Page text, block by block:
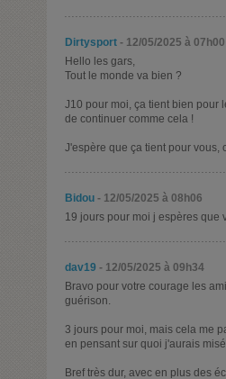
Dirtysport - 12/05/2025 à 07h00
Hello les gars,
Tout le monde va bien ?
J10 pour moi, ça tient bien pour
de continuer comme cela !
J'espère que ça tient pour vous,
Bidou - 12/05/2025 à 08h06
19 jours pour moi j espères que
dav19 - 12/05/2025 à 09h34
Bravo pour votre courage les
guérison.
3 jours pour moi, mais cela me
en pensant sur quoi j'aurais
Bref très dur, avec en plus des